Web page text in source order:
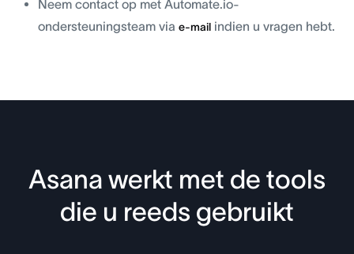
Neem contact op met Automate.io-
ondersteuningsteam via e-mail indien u vragen hebt.
Asana werkt met de tools
die u reeds gebruikt